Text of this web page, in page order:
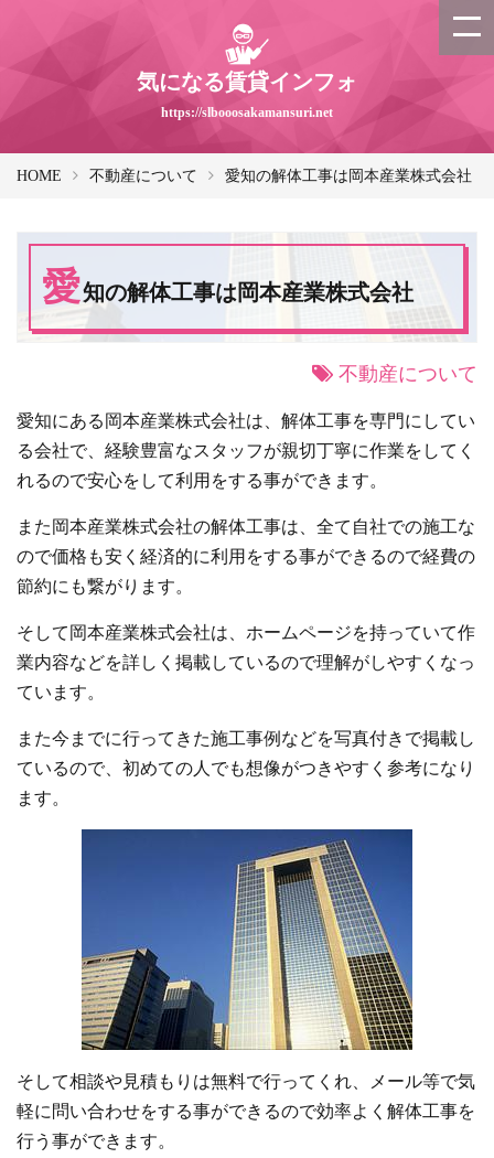
気になる賃貸インフォ
https://slbooosakamansuri.net
HOME 不動産について 愛知の解体工事は岡本産業株式会社
愛知の解体工事は岡本産業株式会社
不動産について
愛知にある岡本産業株式会社は、解体工事を専門にしてい
る会社で、経験豊富なスタッフが親切丁寧に作業をしてく
れるので安心をして利用をする事ができます。
また岡本産業株式会社の解体工事は、全て自社での施工な
ので価格も安く経済的に利用をする事ができるので経費の
節約にも繋がります。
そして岡本産業株式会社は、ホームページを持っていて作
業内容などを詳しく掲載しているので理解がしやすくなっ
ています。
また今までに行ってきた施工事例などを写真付きで掲載し
ているので、初めての人でも想像がつきやすく参考になり
ます。
そして相談や見積もりは無料で行ってくれ、メール等で気
軽に問い合わせをする事ができるので効率よく解体工事を
行う事ができます。